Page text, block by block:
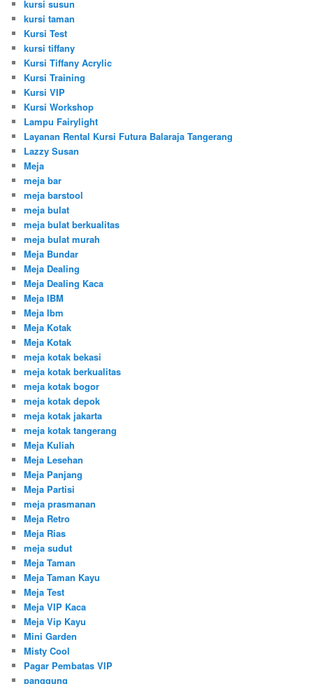
kursi susun
kursi taman
Kursi Test
kursi tiffany
Kursi Tiffany Acrylic
Kursi Training
Kursi VIP
Kursi Workshop
Lampu Fairylight
Layanan Rental Kursi Futura Balaraja Tangerang
Lazzy Susan
Meja
meja bar
meja barstool
meja bulat
meja bulat berkualitas
meja bulat murah
Meja Bundar
Meja Dealing
Meja Dealing Kaca
Meja IBM
Meja Ibm
Meja Kotak
Meja Kotak
meja kotak bekasi
meja kotak berkualitas
meja kotak bogor
meja kotak depok
meja kotak jakarta
meja kotak tangerang
Meja Kuliah
Meja Lesehan
Meja Panjang
Meja Partisi
meja prasmanan
Meja Retro
Meja Rias
meja sudut
Meja Taman
Meja Taman Kayu
Meja Test
Meja VIP Kaca
Meja Vip Kayu
Mini Garden
Misty Cool
Pagar Pembatas VIP
panggung